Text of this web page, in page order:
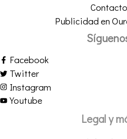
Contacto
Publicidad en
Facebook
Twitter
Instagram
Youtube
Legal y